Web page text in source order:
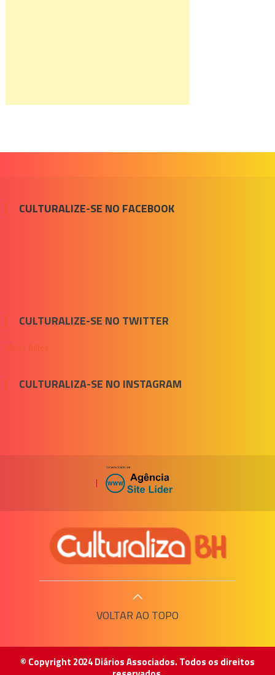
CULTURALIZE-SE NO FACEBOOK
CULTURALIZE-SE NO TWITTER
Meus Tuítes
CULTURALIZA-SE NO INSTAGRAM
|
VOLTAR AO TOPO
© Copyright 2024 Diários Associados. Todos os direitos